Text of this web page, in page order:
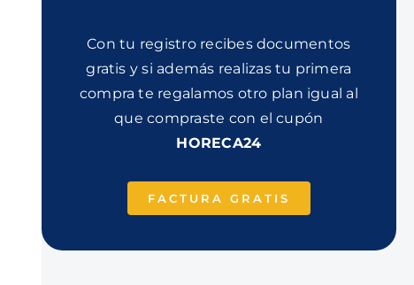
Con tu registro recibes documentos
gratis y si además realizas tu primera
compra te regalamos otro plan igual al
que compraste con el cupón
HORECA24
FACTURA GRATIS